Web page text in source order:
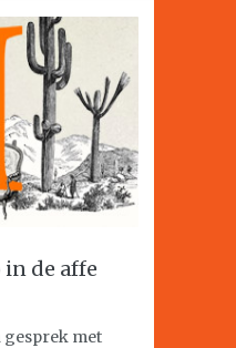
de affe
gesprek met